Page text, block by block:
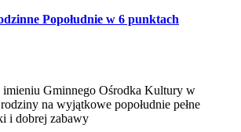
Popołudnie w 6 punktach
imieniu Gminnego Ośrodka Kultury w
rodziny na wyjątkowe popołudnie pełne
i dobrej zabawy